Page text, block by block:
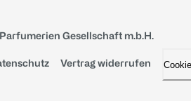
Gesellschaft m.b.H.
Vertrag widerrufen